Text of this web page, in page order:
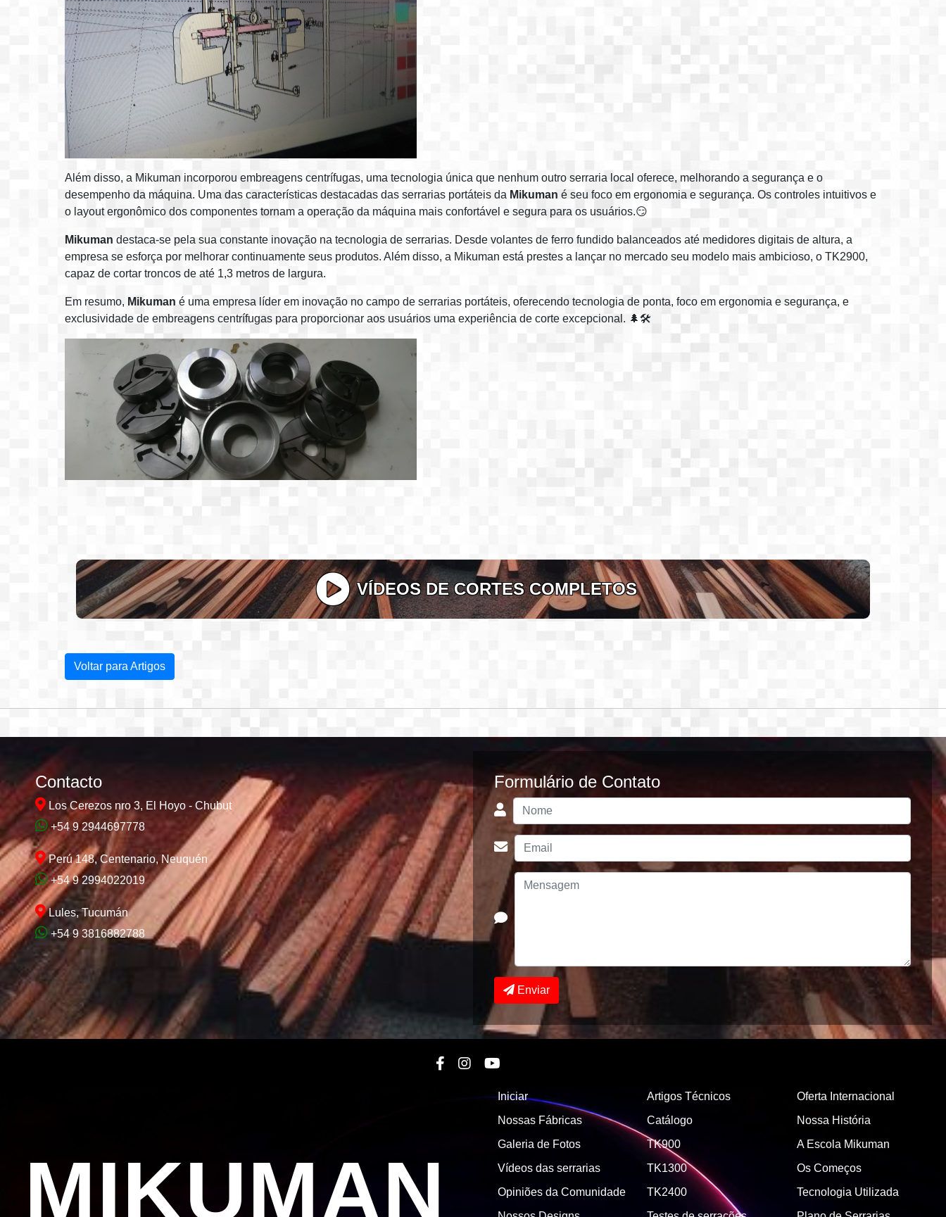
Além disso, a Mikuman incorporou embreagens centrífugas, uma tecnologia única que nenhum outro serraria local oferece, melhorando a segurança e o
desempenho da máquina. Uma das características destacadas das serrarias portáteis da Mikuman é seu foco em ergonomia e segurança. Os controles intuitivos e
o layout ergonômico dos componentes tornam a operação da máquina mais confortável e segura para os usuários.😏
Mikuman destaca-se pela sua constante inovação na tecnologia de serrarias. Desde volantes de ferro fundido balanceados até medidores digitais de altura, a
empresa se esforça por melhorar continuamente seus produtos. Além disso, a Mikuman está prestes a lançar no mercado seu modelo mais ambicioso, o TK2900,
capaz de cortar troncos de até 1,3 metros de largura.
Em resumo, Mikuman é uma empresa líder em inovação no campo de serrarias portáteis, oferecendo tecnologia de ponta, foco em ergonomia e segurança, e
exclusividade de embreagens centrífugas para proporcionar aos usuários uma experiência de corte excepcional. 🌲🛠️
VÍDEOS DE CORTES COMPLETOS
Voltar para Artigos
Contacto
Los Cerezos nro 3, El Hoyo - Chubut
+54 9 2944697778
Perú 148, Centenario, Neuquén
+54 9 2994022019
Lules, Tucumán
+54 9 3816882788
Formulário de Contato
Enviar
MIKUMAN
Iniciar
Nossas Fábricas
Galeria de Fotos
Vídeos das serrarias
Opiniões da Comunidade
Artigos Técnicos
Catálogo
TK900
TK1300
TK2400
Oferta Internacional
Nossa História
A Escola Mikuman
Os Começos
Tecnologia Utilizada